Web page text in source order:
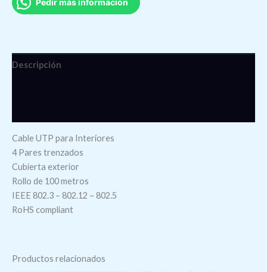
Pedir más información
Descripción
Cable UTP para Interiores
4 Pares trenzados
Cubierta exterior
Rollo de 100 metros
IEEE 802.3 – 802.12 – 802.5
RoHS compliant
Productos relacionados